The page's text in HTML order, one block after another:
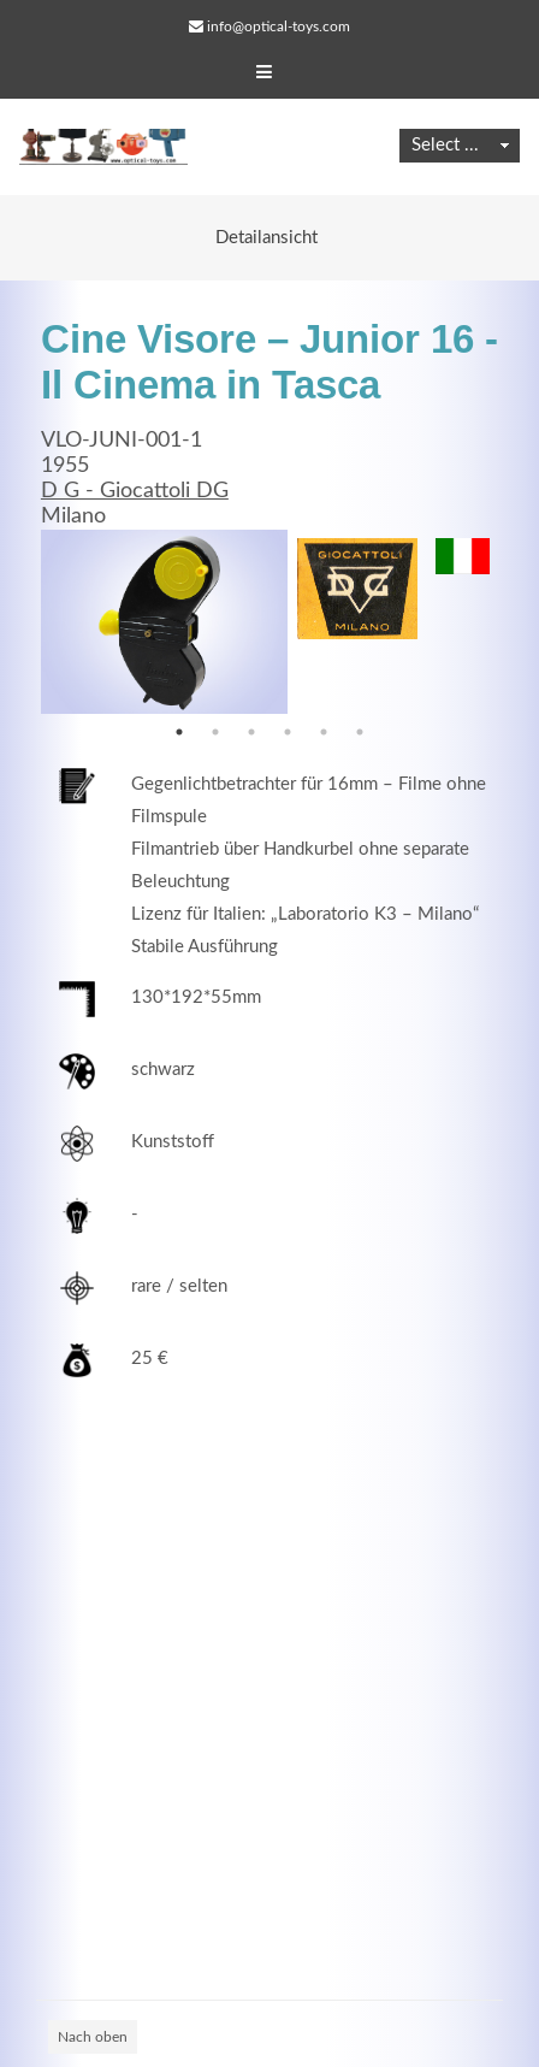
info@optical-toys.com
Detailansicht
Cine Visore – Junior 16 -
Il Cinema in Tasca
VLO-JUNI-001-1
1955
D G - Giocattoli DG
Milano
Gegenlichtbetrachter für 16mm – Filme ohne
Filmspule
Filmantrieb über Handkurbel ohne separate
Beleuchtung
Lizenz für Italien: „Laboratorio K3 – Milano“
Stabile Ausführung
130*192*55mm
schwarz
Kunststoff
-
rare / selten
25 €
Nach oben
Web Projects
Lorem ipsum dolor sit amet, consectetuer adipiscing
MEHR INFOS
Good Service
Lorem ipsum dolor sit amet, consectetuer adipiscing